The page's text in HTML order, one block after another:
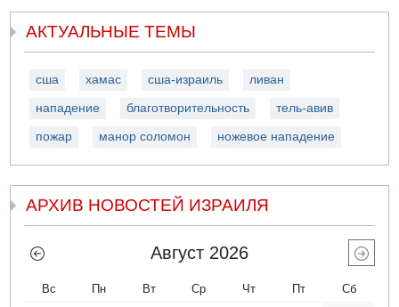
АКТУАЛЬНЫЕ ТЕМЫ
сша хамас сша-израиль ливан
нападение благотворительность тель-авив
пожар манор соломон ножевое нападение
АРХИВ НОВОСТЕЙ ИЗРАИЛЯ
Август 2026
Вс Пн Вт Ср Чт Пт Сб